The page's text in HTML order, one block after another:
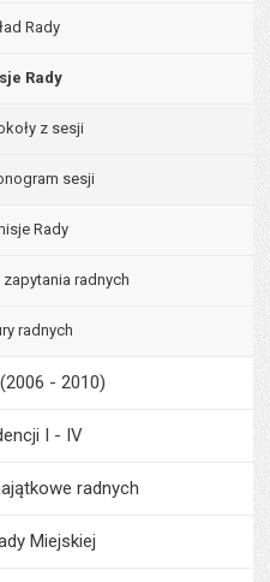
Rady
Rady
z sesji
sesji
Rady
radnych
radnych
- 2010)
I - IV
radnych
Miejskiej